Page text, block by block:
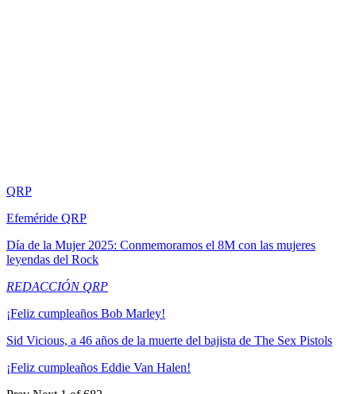
QRP
Efeméride QRP
Día de la Mujer 2025: Conmemoramos el 8M con las mujeres
leyendas del Rock
REDACCIÓN QRP
¡Feliz cumpleaños Bob Marley!
Sid Vicious, a 46 años de la muerte del bajista de The Sex Pistols
¡Feliz cumpleaños Eddie Van Halen!